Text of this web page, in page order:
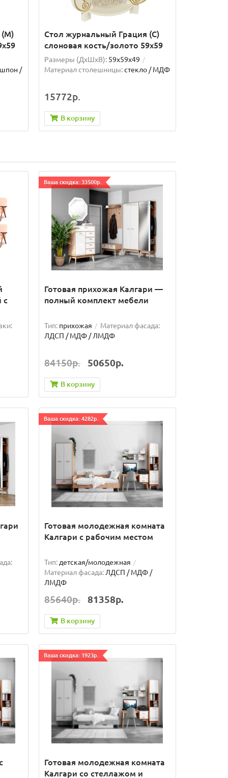
(М)
/
Стол журнальный Грация (С)
слоновая кость/золото 59х59
Размеры (ДхШxВ): 59х59х49
Материал столешницы:стекло / МДФ
15772р.
В корзину
с
Ваша скидка: 33500р.
Готовая прихожая Калгари —
полный комплект мебели
Тип: прихожая
Материал фасада:
ЛДСП / МДФ / ЛМДФ
84150р. 50650р.
В корзину
Ваша скидка: 4282р.
Готовая молодежная комната
Калгари с рабочим местом
Тип: детская/молодежная
Материал фасада: ЛДСП / МДФ /
ЛМДФ
85640р. 81358р.
В корзину
Ваша скидка: 1923р.
Готовая молодежная комната
Калгари со стеллажом и